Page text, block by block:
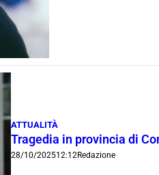
ATTUALITÀ
Tragedia in provincia di
28/10/202512:12Redazione